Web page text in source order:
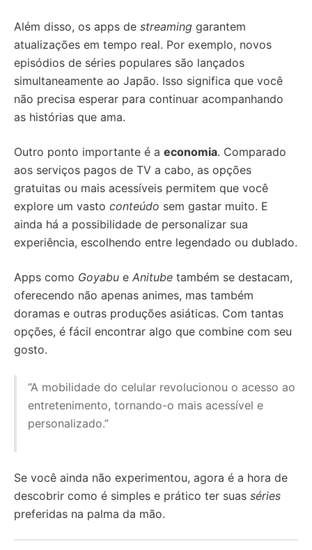
Além disso, os apps de streaming garantem
atualizações em tempo real. Por exemplo, novos
episódios de séries populares são lançados
simultaneamente ao Japão. Isso significa que você
não precisa esperar para continuar acompanhando
as histórias que ama.
Outro ponto importante é a economia. Comparado
aos serviços pagos de TV a cabo, as opções
gratuitas ou mais acessíveis permitem que você
explore um vasto conteúdo sem gastar muito. E
ainda há a possibilidade de personalizar sua
experiência, escolhendo entre legendado ou dublado.
Apps como Goyabu e Anitube também se destacam,
oferecendo não apenas animes, mas também
doramas e outras produções asiáticas. Com tantas
opções, é fácil encontrar algo que combine com seu
gosto.
“A mobilidade do celular revolucionou o acesso ao
entretenimento, tornando-o mais acessível e
personalizado.”
Se você ainda não experimentou, agora é a hora de
descobrir como é simples e prático ter suas séries
preferidas na palma da mão.